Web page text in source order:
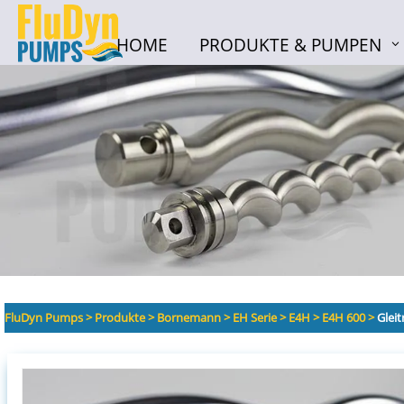
HOME PRODUKTE & PUMPEN
HOME PRODUKTE & PUMPEN
FluDyn Pumps>Produkte>Bornemann>EH Serie>E4H >E4H 600>